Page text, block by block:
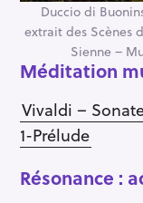
Duccio di
extrait des Scènes
Sienne –
Méditation
Vivaldi –
1-Prélude
Résonance :